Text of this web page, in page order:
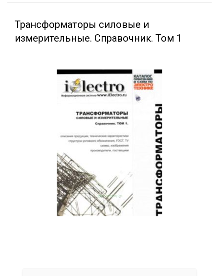
Акции и скидки
Трансформаторы силовые и
измерительные. Справочник. Том 1